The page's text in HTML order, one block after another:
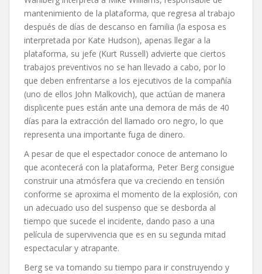
mantenimiento de la plataforma, que regresa al trabajo
después de días de descanso en familia (la esposa es
interpretada por Kate Hudson), apenas llegar a la
plataforma, su jefe (Kurt Russell) advierte que ciertos
trabajos preventivos no se han llevado a cabo, por lo
que deben enfrentarse a los ejecutivos de la compañía
(uno de ellos John Malkovich), que actúan de manera
displicente pues están ante una demora de más de 40
días para la extracción del llamado oro negro, lo que
representa una importante fuga de dinero.
A pesar de que el espectador conoce de antemano lo
que acontecerá con la plataforma, Peter Berg consigue
construir una atmósfera que va creciendo en tensión
conforme se aproxima el momento de la explosión, con
un adecuado uso del suspenso que se desborda al
tiempo que sucede el incidente, dando paso a una
película de supervivencia que es en su segunda mitad
espectacular y atrapante.
Berg se va tomando su tiempo para ir construyendo y